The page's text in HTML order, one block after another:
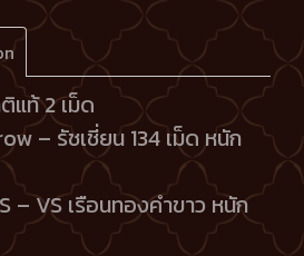
แท้ 2 เม็ด
– รัชเชี่ยน 134 เม็ด หนัก
– VS เรือนทองคำขาว หนัก